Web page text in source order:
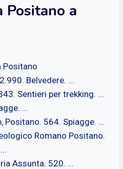
Positano a
Positano
Belvedere. ...
Sentieri per trekking. ...
...
Positano. 564. Spiagge. ...
Romano Positano.
Assunta. 520. ...